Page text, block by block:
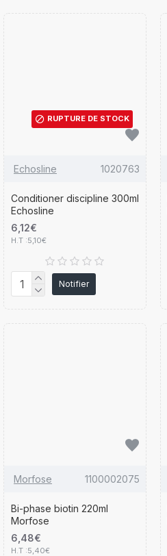
RUPTURE DE STOCK
Echosline 1020763
Conditioner discipline 300ml
Echosline
6,12€
H.T :5,10€
Notifier
Morfose 1100002075
Bi-phase biotin 220ml
Morfose
6,48€
H.T :5,40€